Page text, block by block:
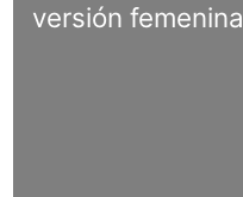
versión femenina